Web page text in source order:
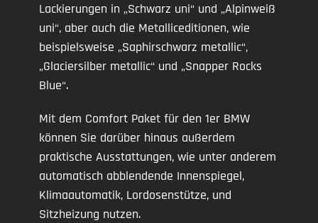
Lackierungen in „Schwarz uni“ und „Alpinweiß
uni“, aber auch die Metalliceditionen, wie
beispielsweise „Saphirschwarz metallic“,
„Glaciersilber metallic“ und „Snapper Rocks
Blue“.
Mit dem Comfort Paket für den 1er BMW
können Sie darüber hinaus außerdem
praktische Ausstattungen, wie unter anderem
automatisch abblendende Innenspiegel,
Klimaautomatik, Lordosenstütze, und
Sitzheizung nutzen.